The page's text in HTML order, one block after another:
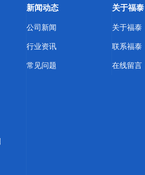
新闻动态
公司新闻
行业资讯
常见问题
关于福泰
关于福泰
联系福泰
在线留言